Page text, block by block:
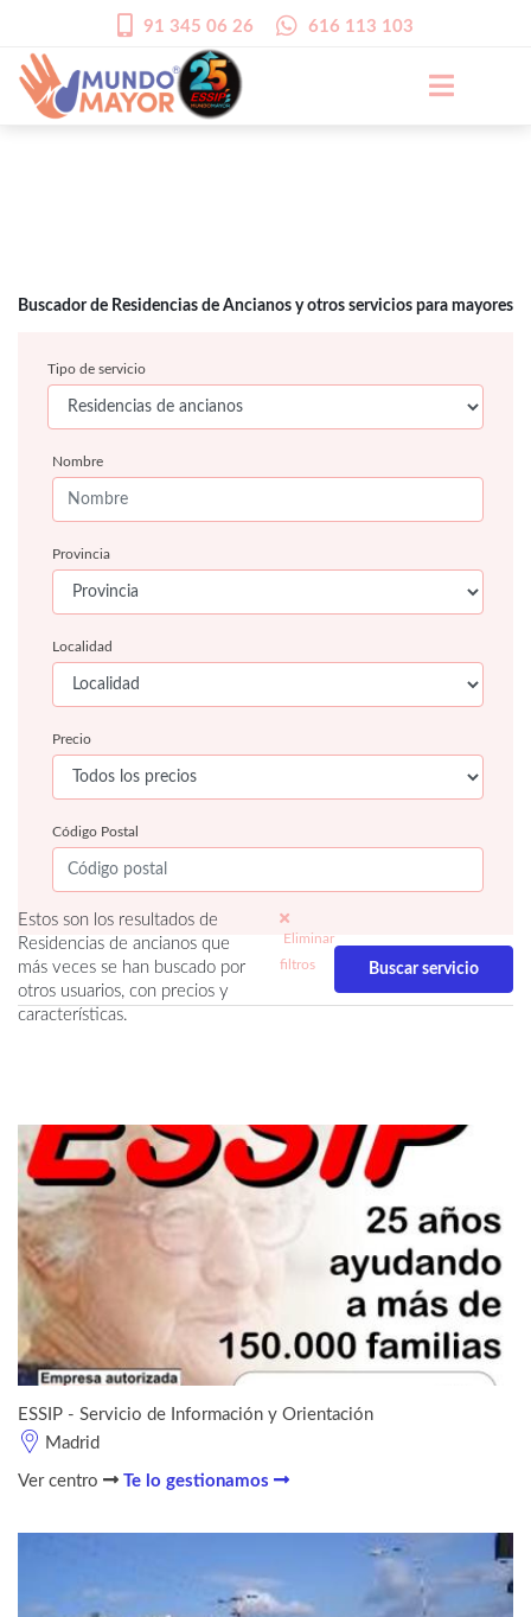
91 345 06 26 616 113 103
Buscador de Residencias de Ancianos y otros servicios para mayores
Tipo de servicio
Nombre
Provincia
Localidad
Precio
Código Postal
Estos son los resultados de
Residencias de ancianos que
más veces se han buscado por
otros usuarios, con precios y
características.
Eliminar
filtros
ESSIP - Servicio de Información y Orientación
Madrid
Ver centro Te lo gestionamos